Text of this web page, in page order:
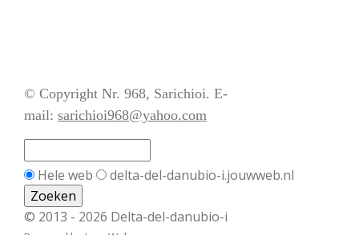
© Copyright Nr. 968, Sarichioi. E-
mail: sarichioi968@yahoo.com
Hele web delta-del-danubio-i.jouwweb.nl
© 2013 - 2026 Delta-del-danubio-i